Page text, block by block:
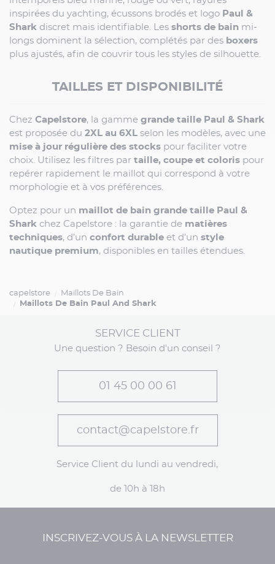
inspirées du yachting, écussons brodés et logo Paul &
Shark discret mais identifiable. Les shorts de bain mi-
longs dominent la sélection, complétés par des boxers
plus ajustés, afin de couvrir tous les styles de silhouette.
TAILLES ET DISPONIBILITÉ
Chez Capelstore, la gamme grande taille Paul & Shark
est proposée du 2XL au 6XL selon les modèles, avec une
mise à jour régulière des stocks pour faciliter votre
choix. Utilisez les filtres par taille, coupe et coloris pour
repérer rapidement le maillot qui correspond à votre
morphologie et à vos préférences.
Optez pour un maillot de bain grande taille Paul &
Shark chez Capelstore : la garantie de matières
techniques, d’un confort durable et d’un style
nautique premium, disponibles en tailles étendues.
capelstore
Maillots De Bain
Maillots De Bain Paul And Shark
SERVICE CLIENT
Une question ? Besoin d'un conseil ?
01 45 00 00 61
contact@capelstore.fr
Service Client du lundi au vendredi,
de 10h à 18h
INSCRIVEZ-VOUS À LA NEWSLETTER